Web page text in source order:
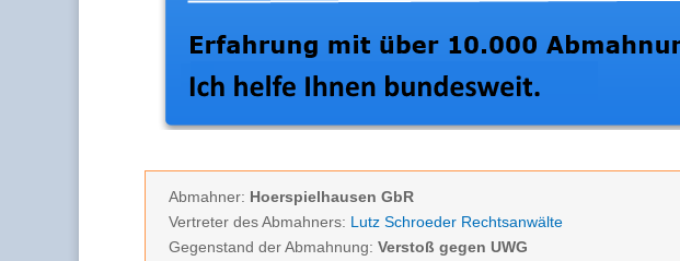
Abmahner: Hoerspielhausen GbR
Vertreter des Abmahners: Lutz Schroeder Rechtsanwälte
Gegenstand der Abmahnung: Verstoß gegen UWG